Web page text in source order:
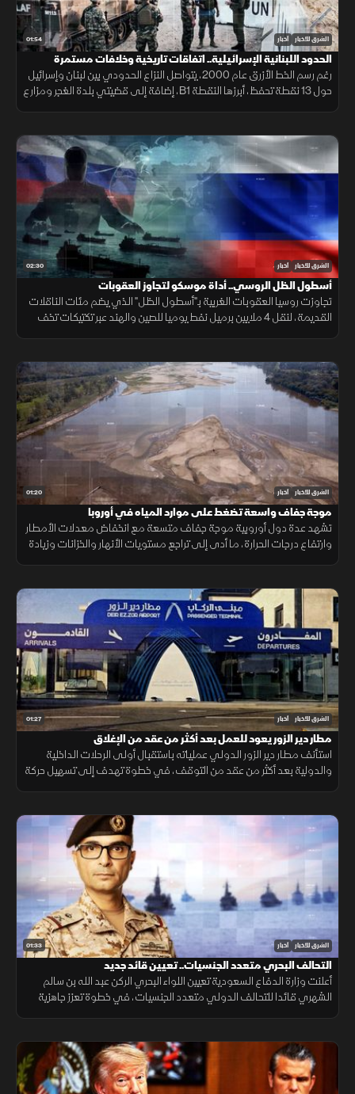
01:54 الشرق للأخبار أخبار
الحدود اللبنانية الإسرائيلية.. اتفاقات تاريخية وخلافات مستمرة
رغم رسم الخط الأزرق عام 2000، يتواصل النزاع الحدودي بين لبنان وإسرائيل
حول 13 نقطة تحفظ، أبرزها النقطة B1، إضافة إلى قضيتي بلدة الغجر ومزارع
02:30 الشرق للأخبار أخبار
أسطول الظل الروسي.. أداة موسكو لتجاوز العقوبات
تجاوزت روسيا العقوبات الغربية بـ"أسطول الظل" الذي يضم مئات الناقلات
القديمة، لنقل 4 ملايين برميل نفط يوميا للصين والهند عبر تكتيكات تخف
01:20 الشرق للأخبار أخبار
موجة جفاف واسعة تضغط على موارد المياه في أوروبا
تشهد عدة دول أوروبية موجة جفاف متسعة مع انخفاض معدلات الأمطار
وارتفاع درجات الحرارة، ما أدى إلى تراجع مستويات الأنهار والخزانات وزيادة
01:27 الشرق للأخبار أخبار
مطار دير الزور يعود للعمل بعد أكثر من عقد من الإغلاق
استأنف مطار دير الزور الدولي عملياته باستقبال أولى الرحلات الداخلية
والدولية بعد أكثر من عقد من التوقف، في خطوة تهدف إلى تسهيل حركة
01:33 الشرق للأخبار أخبار
التحالف البحري متعدد الجنسيات.. تعيين قائد جديد
أعلنت وزارة الدفاع السعودية تعيين اللواء البحري الركن عبد الله بن سالم
الشهري قائدا للتحالف الدولي متعدد الجنسيات، في خطوة تعزز جاهزية